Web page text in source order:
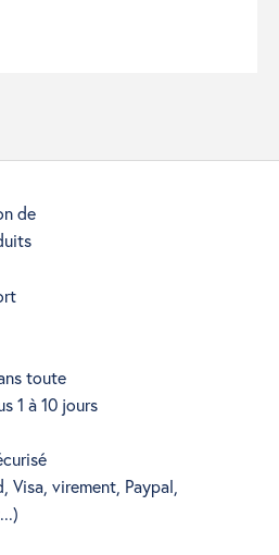
de
toute
1 à 10 jours
Visa, virement, Paypal,